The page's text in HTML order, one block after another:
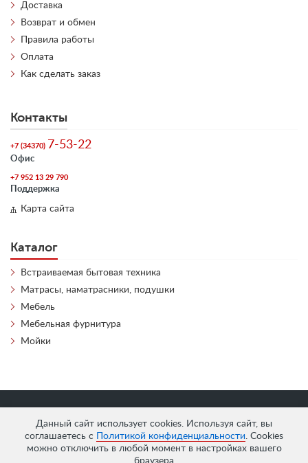
Данный сайт использует cookies. Используя сайт, вы
соглашаетесь с
Политикой конфиденциальности. Cookies
можно отключить в любой момент в настройках вашего
браузера
Доставка
Возврат и обмен
Правила работы
Оплата
Как сделать заказ
Контакты
+7 (34370) 7-53-22
Офис
+7 952 13 29 790
Поддержка
Карта сайта
Каталог
Встраиваемая бытовая техника
Матрасы, наматрасники, подушки
Мебель
Мебельная фурнитура
Мойки